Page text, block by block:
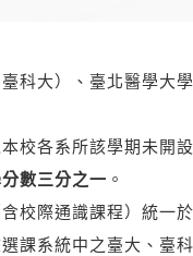
科大）、臺北醫學大
校各系所該學期未開
數三分之一 。
校際通識課程）統一
課系統中之臺大、臺